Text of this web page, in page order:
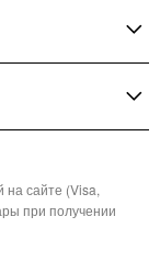
на сайте (Visa,
при получении